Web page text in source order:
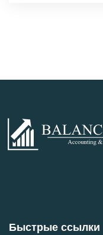
Быстрые ссылки